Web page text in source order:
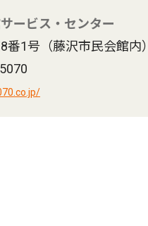
ービス・センター
番1号（藤沢市民会館内）